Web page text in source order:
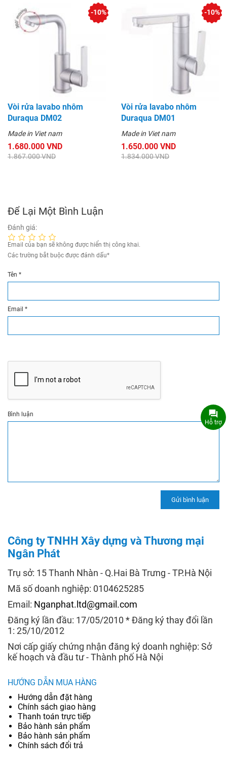
Vòi rửa lavabo nhôm
Duraqua DM02
Made in Viet nam
1.680.000 VND
1.867.000 VND
-10%
Vòi rửa lavabo nhôm
Duraqua DM01
Made in Viet nam
1.650.000 VND
1.834.000 VND
-10%
Để Lại Một Bình Luận
Đánh giá:
Email của bạn sẽ không được hiển thị công khai.
Các trường bắt buộc được đánh dấu*
Tên *
Email *
Bình luận
Công ty TNHH Xây dựng và Thương mại
Ngân Phát
Trụ sở: 15 Thanh Nhàn - Q.Hai Bà Trưng - TP.Hà Nội
Mã số doanh nghiệp: 0104625285
Email: Nganphat.ltd@gmail.com
Đăng ký lần đầu: 17/05/2010 * Đăng ký thay đổi lần
1: 25/10/2012
Nơi cấp giấy chứng nhận đăng ký doanh nghiệp: Sở
kế hoạch và đầu tư - Thành phố Hà Nội
HƯỚNG DẪN MUA HÀNG
Hướng dẫn đặt hàng
Chính sách giao hàng
Thanh toán trực tiếp
Bảo hành sản phẩm
Bảo hành sản phẩm
Chính sách đổi trả
Hỗ trợ